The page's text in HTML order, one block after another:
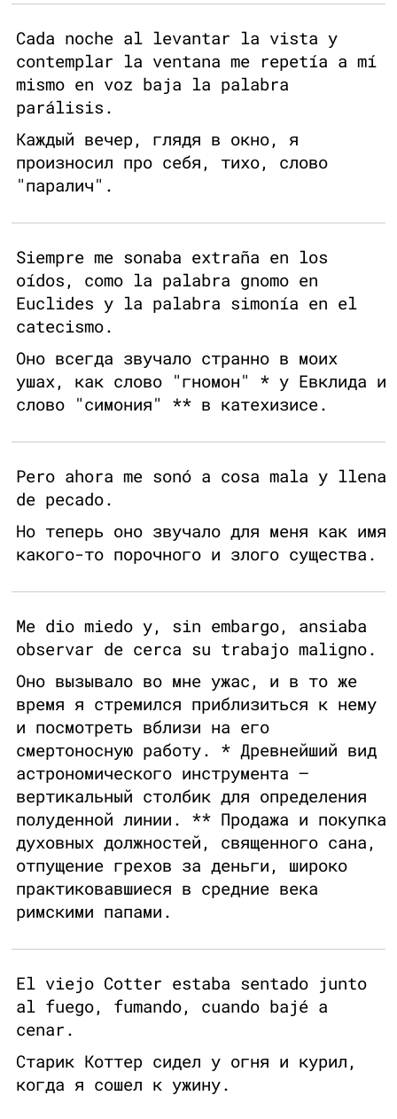
Cada noche al levantar la vista y
contemplar la ventana me repetía a mí
mismo en voz baja la palabra
parálisis.
Каждый вечер, глядя в окно, я
произносил про себя, тихо, слово
"паралич".
Siempre me sonaba extraña en los
oídos, como la palabra gnomo en
Euclides y la palabra simonía en el
catecismo.
Оно всегда звучало странно в моих
ушах, как слово "гномон" * у Евклида и
слово "симония" ** в катехизисе.
Pero ahora me sonó a cosa mala y llena
de pecado.
Но теперь оно звучало для меня как имя
какого-то порочного и злого существа.
Me dio miedo y, sin embargo, ansiaba
observar de cerca su trabajo maligno.
Оно вызывало во мне ужас, и в то же
время я стремился приблизиться к нему
и посмотреть вблизи на его
смертоносную работу. * Древнейший вид
астрономического инструмента —
вертикальный столбик для определения
полуденной линии. ** Продажа и покупка
духовных должностей, священного сана,
отпущение грехов за деньги, широко
практиковавшиеся в средние века
римскими папами.
El viejo Cotter estaba sentado junto
al fuego, fumando, cuando bajé a
cenar.
Старик Коттер сидел у огня и курил,
когда я сошел к ужину.